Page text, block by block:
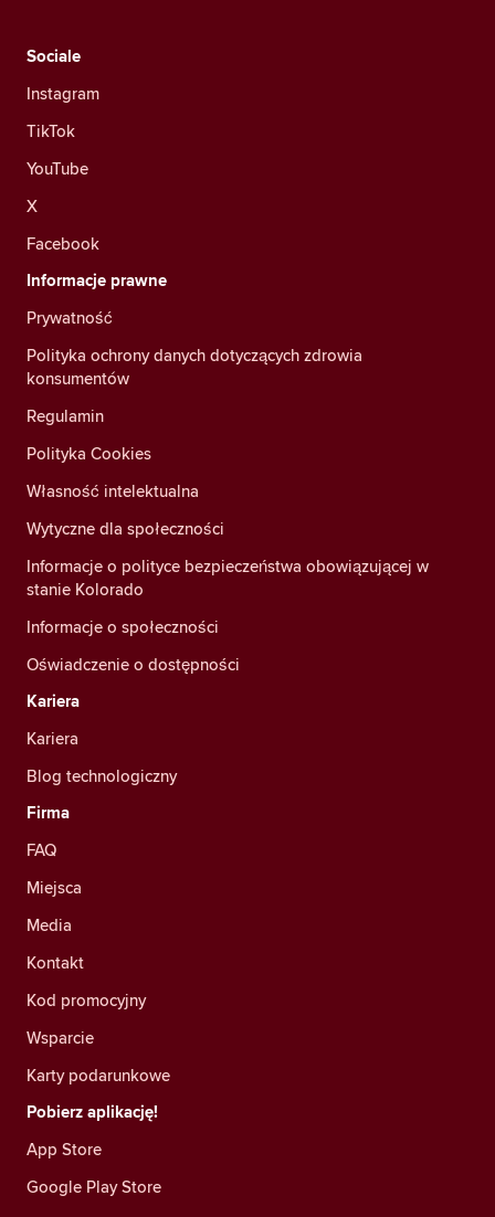
Sociale
Instagram
TikTok
YouTube
X
Facebook
Informacje prawne
Prywatność
Polityka ochrony danych dotyczących zdrowia
konsumentów
Regulamin
Polityka Cookies
Własność intelektualna
Wytyczne dla społeczności
Informacje o polityce bezpieczeństwa obowiązującej w
stanie Kolorado
Informacje o społeczności
Oświadczenie o dostępności
Kariera
Kariera
Blog technologiczny
Firma
FAQ
Miejsca
Media
Kontakt
Kod promocyjny
Wsparcie
Karty podarunkowe
Pobierz aplikację!
App Store
Google Play Store